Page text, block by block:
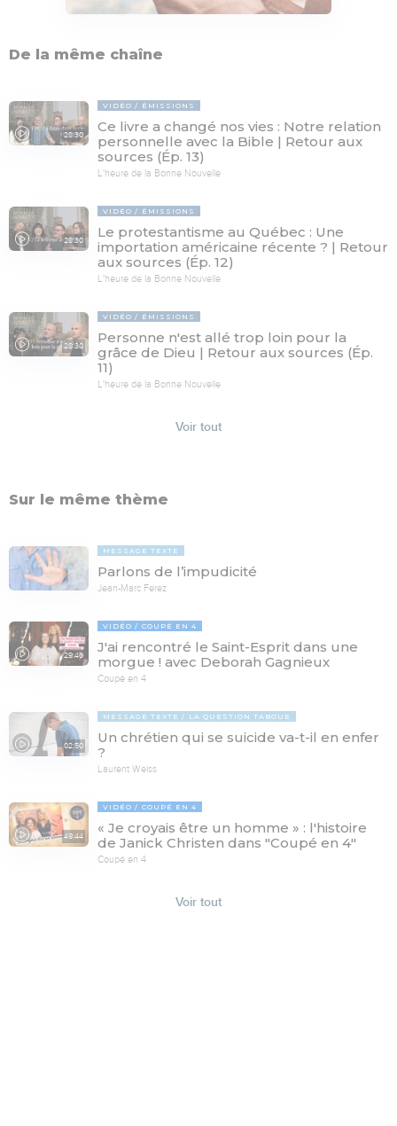
De la même chaîne
28:30
VIDÉO ÉMISSIONS
Ce livre a changé nos vies : Notre relation
personnelle avec la Bible | Retour aux
sources (Ép. 13)
L'heure de la Bonne Nouvelle
28:30
VIDÉO ÉMISSIONS
Le protestantisme au Québec : Une
importation américaine récente ? | Retour
aux sources (Ép. 12)
L'heure de la Bonne Nouvelle
28:30
VIDÉO ÉMISSIONS
Personne n'est allé trop loin pour la
grâce de Dieu | Retour aux sources (Ép.
11)
L'heure de la Bonne Nouvelle
Voir tout
Sur le même thème
MESSAGE TEXTE
Parlons de l’impudicité
Jean-Marc Ferez
29:46
VIDÉO COUPÉ EN 4
J'ai rencontré le Saint-Esprit dans une
morgue ! avec Deborah Gagnieux
Coupé en 4
02:50
MESSAGE TEXTE LA QUESTION TABOUE
Un chrétien qui se suicide va-t-il en enfer
?
Laurent Weiss
49:44
VIDÉO COUPÉ EN 4
« Je croyais être un homme » : l'histoire
de Janick Christen dans "Coupé en 4"
Coupé en 4
Voir tout